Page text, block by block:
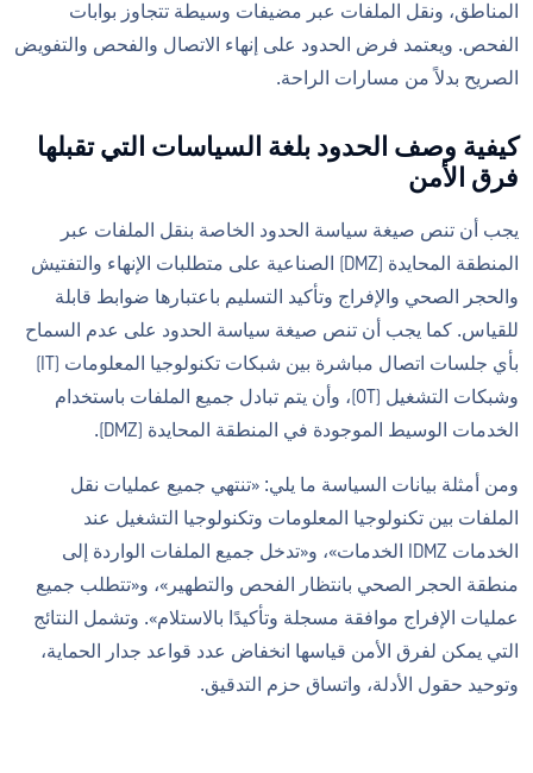
المناطق، ونقل الملفات عبر مضيفات وسيطة تتجاوز بوابات
الفحص. ويعتمد فرض الحدود على إنهاء الاتصال والفحص والتفويض
الصريح بدلاً من مسارات الراحة.
كيفية وصف الحدود بلغة السياسات التي تقبلها
فرق الأمن
يجب أن تنص صيغة سياسة الحدود الخاصة بنقل الملفات عبر
المنطقة المحايدة (DMZ) الصناعية على متطلبات الإنهاء والتفتيش
والحجر الصحي والإفراج وتأكيد التسليم باعتبارها ضوابط قابلة
للقياس. كما يجب أن تنص صيغة سياسة الحدود على عدم السماح
بأي جلسات اتصال مباشرة بين شبكات تكنولوجيا المعلومات (IT)
وشبكات التشغيل (OT)، وأن يتم تبادل جميع الملفات باستخدام
الخدمات الوسيط الموجودة في المنطقة المحايدة (DMZ).
ومن أمثلة بيانات السياسة ما يلي: «تنتهي جميع عمليات نقل
الملفات بين تكنولوجيا المعلومات وتكنولوجيا التشغيل عند
الخدمات IDMZ الخدمات»، و«تدخل جميع الملفات الواردة إلى
منطقة الحجر الصحي بانتظار الفحص والتطهير»، و«تتطلب جميع
عمليات الإفراج موافقة مسجلة وتأكيدًا بالاستلام». وتشمل النتائج
التي يمكن لفرق الأمن قياسها انخفاض عدد قواعد جدار الحماية،
وتوحيد حقول الأدلة، واتساق حزم التدقيق.